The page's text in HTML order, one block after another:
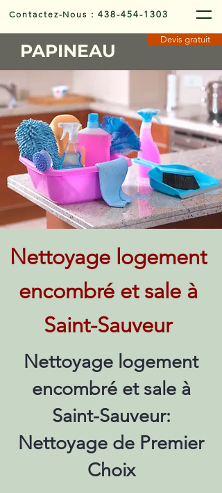
Contactez-Nous :438-454-1303
PAPINEAU
Devis gratuit
Nettoyage logement
encombré et sale à
Saint-Sauveur
Nettoyage logement
encombré et sale à
Saint-Sauveur:
Nettoyage de Premier
Choix